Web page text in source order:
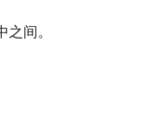
间。